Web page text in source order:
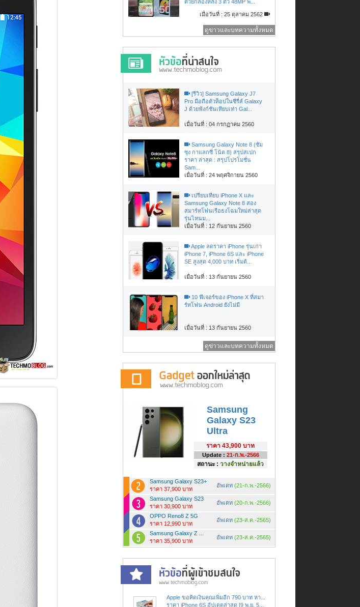
ด้วยกล้องหลัง 3 ตัว 48MP พ...
เมื่อวันที่ : 25 ตุลาคม 2562
ดูข่าวและบทความทั้งหมด
[รีวิว] Samsung Galaxy J7
Pro มือถือตัวท็อปในซีรี่ส์ Galaxy
J ด้วยฟังก์ชันเทียบเท่า Gal...
เมื่อวันที่ : 04 กรกฏาคม 2560
Samsung Galaxy Note 8 (ซัม
ซุง กาแลกซี่ โน้ต 8) สรุปสเปก
ราคา ล่าสุด : สรุปโปรโมชั่น
Sam...
เมื่อวันที่ : 24 พฤศจิกายน 2560
เปรียบเทียบ iPhone X และ
Samsung Galaxy Note 8 สอง
สมาร์ทโฟนเรือธงโฉมใหม่ล่าสุด
รุ่นไหนม...
เมื่อวันที่ : 12 กันยายน 2560
Apple ลดราคา iPhone รุ่นเก่า
iPhone 7, iPhone 6S และ iPhone
SE สูงสุด 4,000 บาท เริ่มต้...
เมื่อวันที่ : 13 กันยายน 2560
10 ฟีเจอร์ของ iPhone X ที่สมา
ร์ทโฟน Android ยังไม่มี
เมื่อวันที่ : 13 กันยายน 2560
ดูข่าวและบทความทั้งหมด
Samsung
Galaxy S23
Ultra
ราคา 43,900 บาท
Update : 21-ก.พ.-2566
สถานะ : วางจำหน่ายแล้ว
Samsung Galaxy S23+
ราคา 37,900 บาท
อัพเดท (21-ก.พ.-2566)
Samsung Galaxy S23
ราคา 30,900 บาท
อัพเดท (20-ก.พ.-2566)
OPPO Reno8 Z 5G
ราคา 12,990 บาท
อัพเดท (23-ส.ค.-2565)
Samsung Galaxy Z ...
ราคา 35,900 บาท
อัพเดท (23-ส.ค.-2565)
Apple ขอคิดเงินคุณเพิ่มอีก 790 บาท หา...
ราคา iPhone 6S อัปเดตล่าสุด [9 พ.ย. 5...